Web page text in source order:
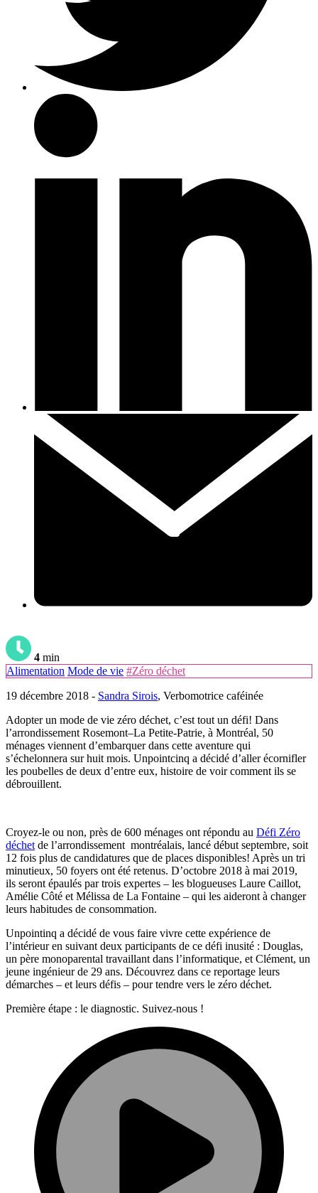
4 min
Alimentation Mode de vie #Zéro déchet
19 décembre 2018 - Sandra Sirois, Verbomotrice caféinée
Adopter un mode de vie zéro déchet, c’est tout un défi! Dans
l’arrondissement Rosemont–La Petite-Patrie, à Montréal, 50
ménages viennent d’embarquer dans cette aventure qui
s’échelonnera sur huit mois. Unpointcinq a décidé d’aller écornifler
les poubelles de deux d’entre eux, histoire de voir comment ils se
débrouillent.
Croyez-le ou non, près de 600 ménages ont répondu au Défi Zéro
déchet de l’arrondissement montréalais, lancé début septembre, soit
12 fois plus de candidatures que de places disponibles! Après un tri
minutieux, 50 foyers ont été retenus. D’octobre 2018 à mai 2019,
ils seront épaulés par trois expertes – les blogueuses Laure Caillot,
Amélie Côté et Mélissa de La Fontaine – qui les aideront à changer
leurs habitudes de consommation.
Unpointinq a décidé de vous faire vivre cette expérience de
l’intérieur en suivant deux participants de ce défi inusité : Douglas,
un père monoparental travaillant dans l’informatique, et Clément, un
jeune ingénieur de 29 ans. Découvrez dans ce reportage leurs
démarches – et leurs défis – pour tendre vers le zéro déchet.
Première étape : le diagnostic. Suivez-nous !